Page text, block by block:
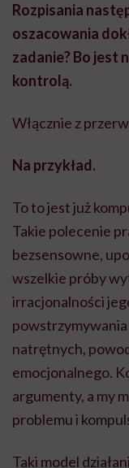
Rozpisania
oszacowania
zadanie? Bo jest
kontrolą.
Włącznie z
Na przykład.
To to jest już
Takie polecenie
bezsensowne,
wszelkie próby
irracjonalności
natrętnych,
emocjonalnego.
argumenty, a my
problemu i
Taki model